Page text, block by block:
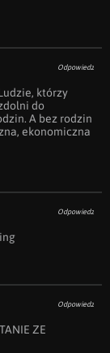
Odpowiedz
którzy
do
A bez rodzin
ekonomiczna
Odpowiedz
Odpowiedz
ZE